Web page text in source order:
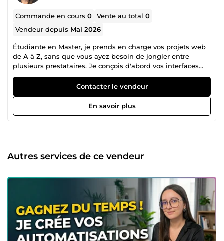
Commande en cours0 Vente au total0
Vendeur depuis Mai 2026
Étudiante en Master, je prends en charge vos projets web
de A à Z, sans que vous ayez besoin de jongler entre
plusieurs prestataires. Je conçois d'abord vos interfaces
sur Figma, puis je les intègre en React ou Qwik, je
construis le backend en Node.js avec des API GraphQL, et
j'automatise vos process métier avec n8n, Zapier, Brevo,
Directus ou PipeDrive. Que vous ayez besoin d'un site
vitrine, d'une application web, d'une automatisation ou
Pourquoi travailler avec moi ? ✔ Un seul interlocuteur du
design au déploiement ✔ Réactive et disponible ✔
Contacter le vendeur
En savoir plus
Autres services de ce vendeur